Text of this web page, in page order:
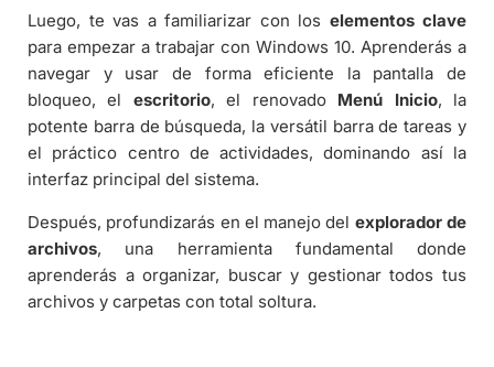
Luego, te vas a familiarizar con los elementos clave
para empezar a trabajar con Windows 10. Aprenderás a
navegar y usar de forma eficiente la pantalla de
bloqueo, el escritorio, el renovado Menú Inicio, la
potente barra de búsqueda, la versátil barra de tareas y
el práctico centro de actividades, dominando así la
interfaz principal del sistema.
Después, profundizarás en el manejo del explorador de
archivos, una herramienta fundamental donde
aprenderás a organizar, buscar y gestionar todos tus
archivos y carpetas con total soltura.